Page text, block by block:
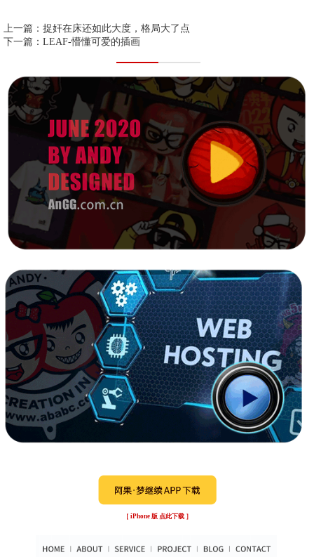
上一篇： 捉奸在床还如此大度，格局大了点
下一篇： LEAF-懵懂可爱的插画
［ iPhone 版 点此下载 ］